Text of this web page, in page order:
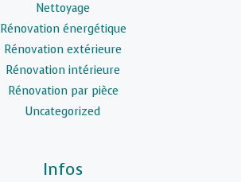
Nettoyage
Rénovation énergétique
Rénovation extérieure
Rénovation intérieure
Rénovation par pièce
Uncategorized
Infos